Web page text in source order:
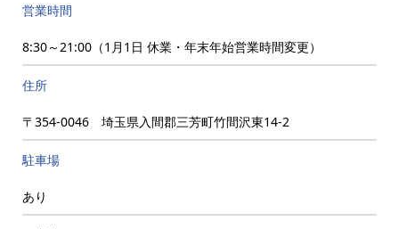
営業時間
8:30～21:00（1月1日 休業・年末年始営業時間変更）
住所
〒354-0046 埼玉県入間郡三芳町竹間沢東14-2
駐車場
あり